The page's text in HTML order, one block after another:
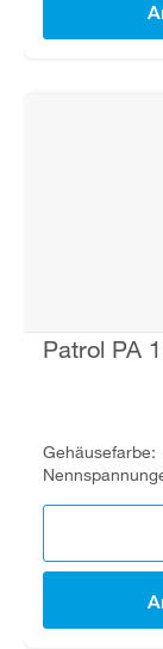
Patrol PA
Gehäusefarbe